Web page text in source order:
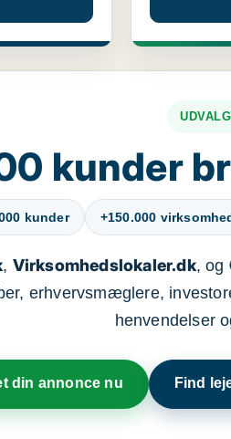
kunder
kunder +150.000
, Virksomhedslokaler.dk, og
erhvervsmæglere,
henvendelser
din annonce nu Find